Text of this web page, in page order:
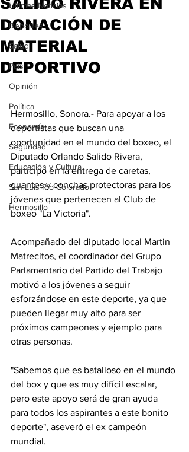
Ultimas Noticias
Deportes
Salud
País
Opinión
Política
Economía
Seguridad
Educación y Cultura
San Luis Río Colorado
Hermosillo
DONACIÓN DE
MATERIAL
DEPORTIVO
Hermosillo, Sonora.- Para apoyar a los
deportistas que buscan una
oportunidad en el mundo del boxeo, el
Diputado Orlando Salido Rivera,
participó en la entrega de caretas,
guantes y conchas protectoras para los
jóvenes que pertenecen al Club de
boxeo "La Victoria".
Acompañado del diputado local Martin
Matrecitos, el coordinador del Grupo
Parlamentario del Partido del Trabajo
motivó a los jóvenes a seguir
esforzándose en este deporte, ya que
pueden llegar muy alto para ser
próximos campeones y ejemplo para
otras personas.
"Sabemos que es batalloso en el mundo
del box y que es muy difícil escalar,
pero este apoyo será de gran ayuda
para todos los aspirantes a este bonito
deporte", aseveró el ex campeón
mundial.